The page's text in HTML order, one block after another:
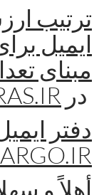
ترتیب
ایمیل
مبنای
در
دفتر